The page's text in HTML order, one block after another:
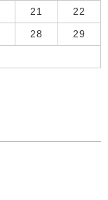
21 22
28 29